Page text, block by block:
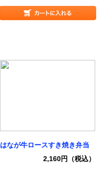
はなが牛ロースすき焼き弁当
2,160円（税込）